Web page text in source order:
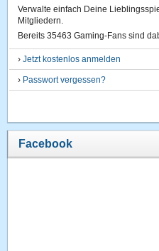
Verwalte einfach Deine
Mitgliedern.
Bereits 35463 Gaming-Fans sind
›Jetzt kostenlos anmelden
› Passwort vergessen?
Facebook